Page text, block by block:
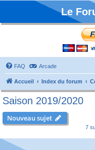
Le
FAQ Arcade
Accueil Index du forum
Saison 2019/2020
Nouveau sujet
7